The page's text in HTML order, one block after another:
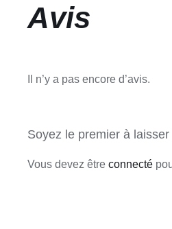
Avis
Il n’y a pas encore d’avis.
Soyez le premier à
Vous devez être connecté